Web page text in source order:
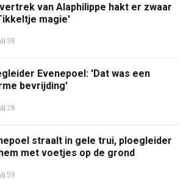
van Alaphilippe hakt er zwaar
magie'
38
Evenepoel: 'Dat was een
bevrijding'
28
straalt in gele trui, ploegleider
met voetjes op de grond
59